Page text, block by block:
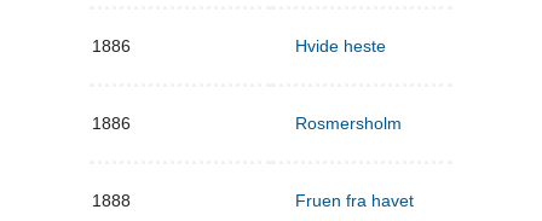
1886 Hvide heste
1886 Rosmersholm
1888 Fruen fra havet